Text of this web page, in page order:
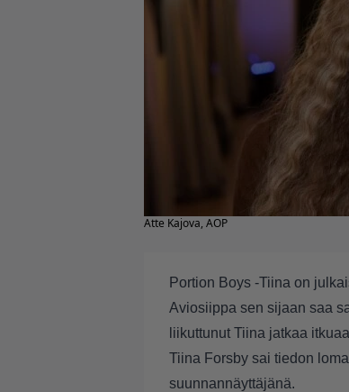
Atte Kajova, AOP
Portion Boys -Tiina on
Aviosiippa sen sijaan saa
liikuttunut Tiina jatkaa
Tiina Forsby sai tiedon
suunnannäyttäjänä.